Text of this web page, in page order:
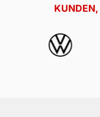
KUNDEN,